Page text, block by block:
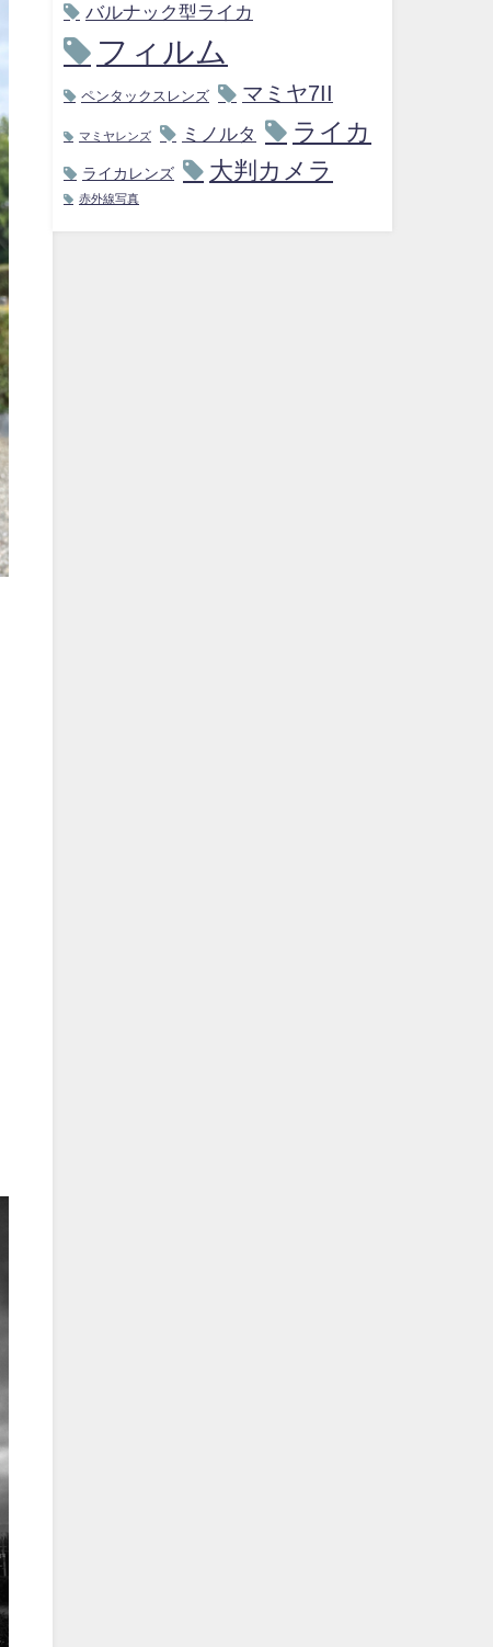
バルナック型ライカ
フィルム
ペンタックスレンズ マミヤ7II
マミヤレンズ ミノルタ ライカ
ライカレンズ 大判カメラ
赤外線写真